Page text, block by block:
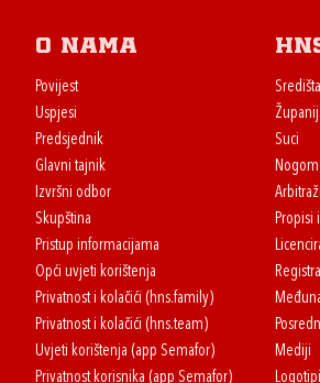
O nama
Povijest
Uspjesi
Predsjednik
Glavni tajnik
Izvršni odbor
Skupština
Pristup informacijama
Opći uvjeti korištenja
Privatnost i kolačići (hns.family)
Privatnost i kolačići (hns.team)
Uvjeti korištenja (app Semafor)
Privatnost korisnika (app Semafor)
Središta
Suci
Propisi
Mediji
Logotipi